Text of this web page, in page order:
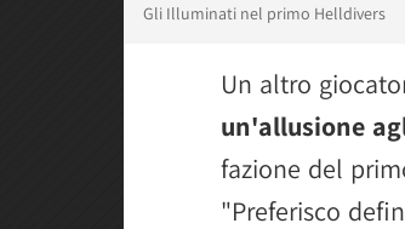
Gli Illuminati nel primo Helldivers
Un altro
un'allusione
fazione del
"Preferisco